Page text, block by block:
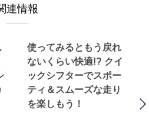
連情報
使ってみるともう戻れ
ないくらい快適!? クイ
ックシフターでスポー
ティ＆スムーズな走り
を楽しもう！